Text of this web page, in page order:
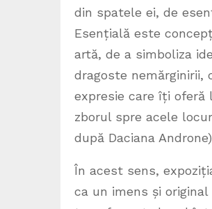
din spatele ei, de
Esențială este
artă, de a simboliza
dragoste nemărginirii,
expresie care îți
zborul spre acele
după Daciana Androne)
În acest sens,
ca un imens și